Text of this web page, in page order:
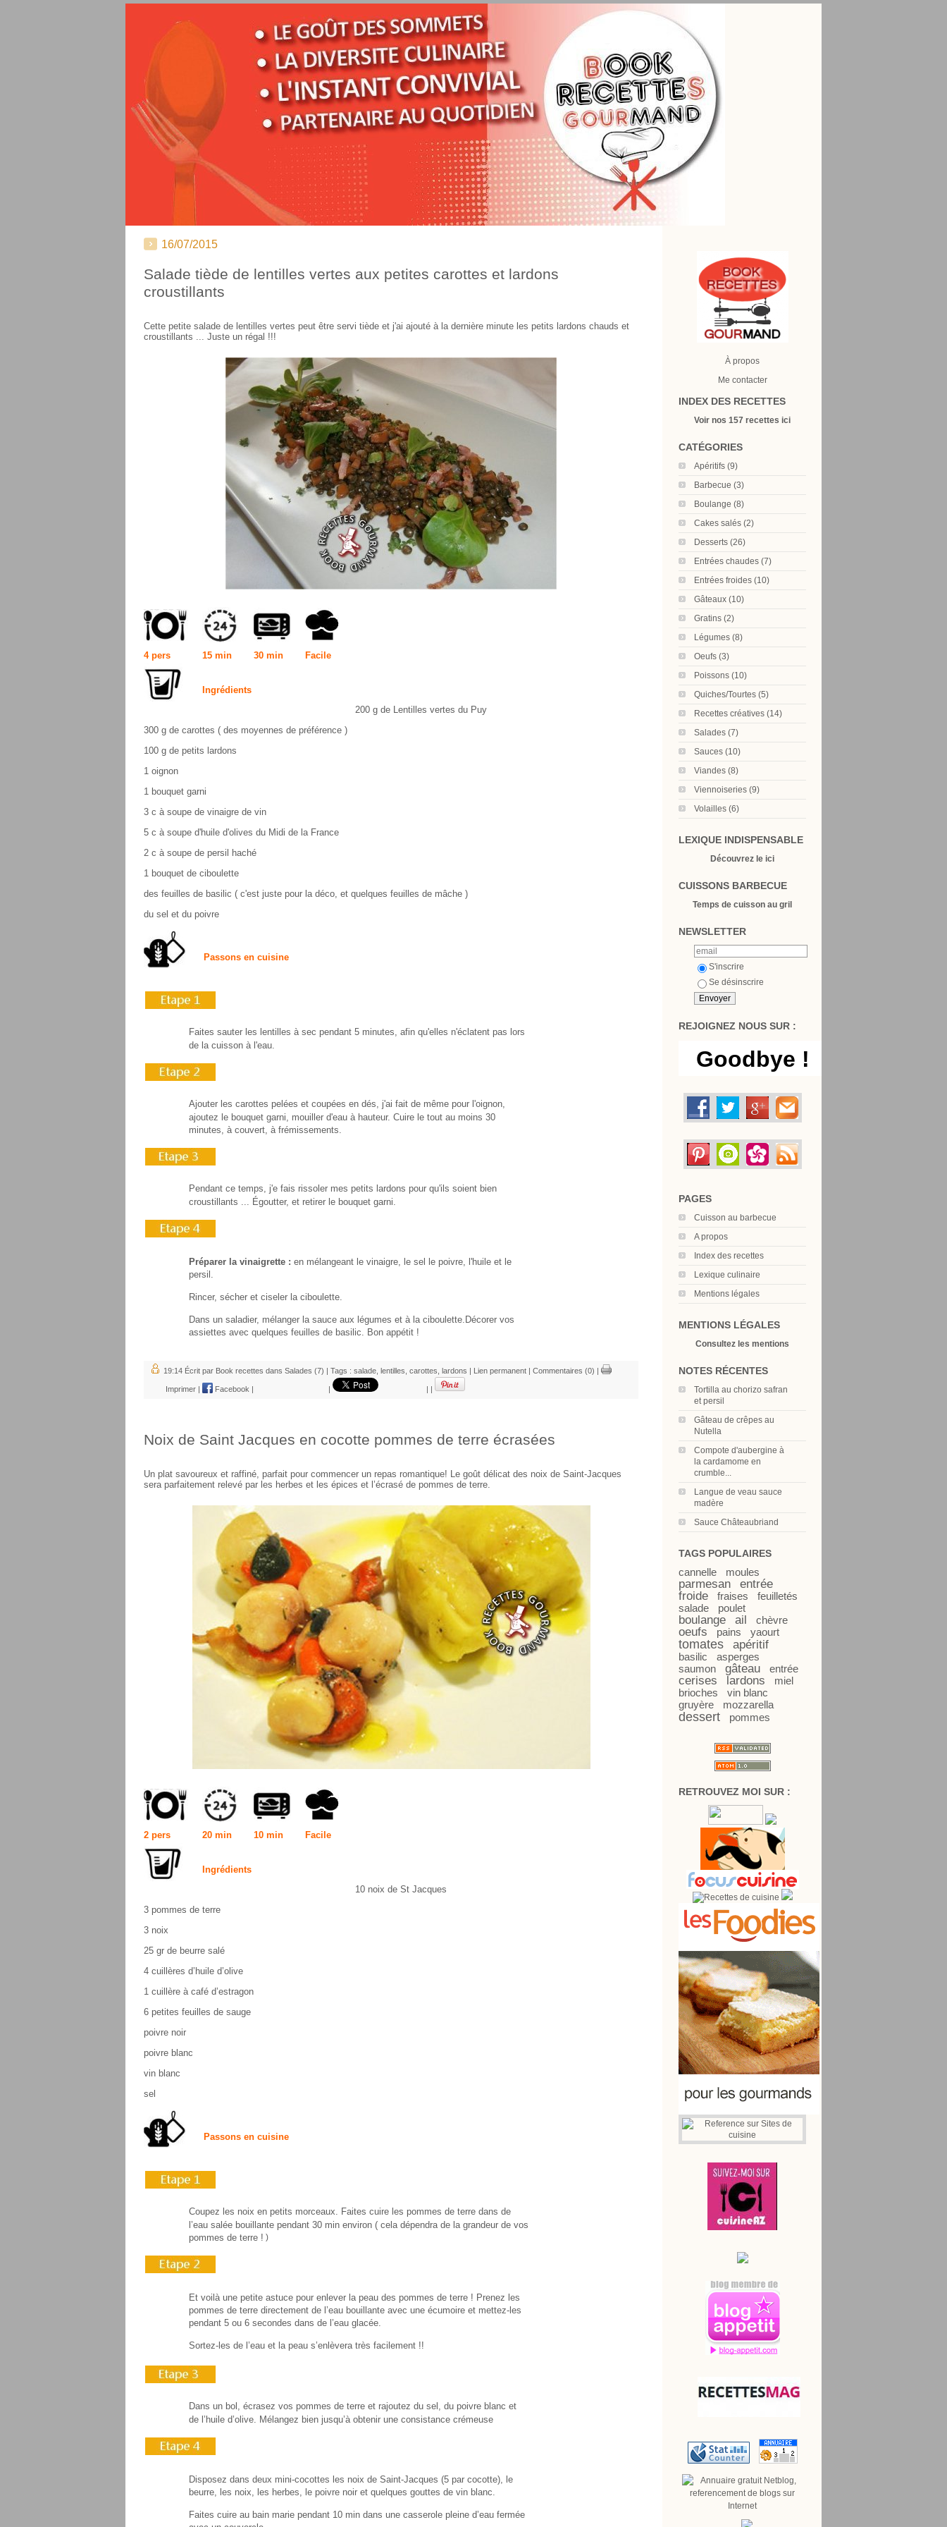
À propos
Me contacter
INDEX DES RECETTES
Voir nos 157 recettes ici
CATÉGORIES
Apéritifs (9)
Barbecue (3)
Boulange (8)
Cakes salés (2)
Desserts (26)
Entrées chaudes (7)
Entrées froides (10)
Gâteaux (10)
Gratins (2)
Légumes (8)
Oeufs (3)
Poissons (10)
Quiches/Tourtes (5)
Recettes créatives (14)
Salades (7)
Sauces (10)
Viandes (8)
Viennoiseries (9)
Volailles (6)
LEXIQUE INDISPENSABLE
Découvrez le ici
CUISSONS BARBECUE
Temps de cuisson au gril
NEWSLETTER
S'inscrire
Se désinscrire
REJOIGNEZ NOUS SUR :
PAGES
Cuisson au barbecue
A propos
Index des recettes
Lexique culinaire
Mentions légales
MENTIONS LÉGALES
Consultez les mentions
NOTES RÉCENTES
Tortilla au chorizo safran
et persil
Gâteau de crêpes au
Nutella
Compote d'aubergine à
la cardamome en
crumble...
Langue de veau sauce
madère
Sauce Châteaubriand
TAGS POPULAIRES
cannelle moules
parmesan
entrée
froide
fraises
feuilletés
salade
poulet
boulange ail chèvre
oeufs pains yaourt
tomates apéritif
basilic
asperges
saumon
gâteau entrée
cerises lardons
miel
brioches
vin blanc
gruyère
mozzarella
dessert pommes
RETROUVEZ MOI SUR :
16/07/2015
Salade tiède de lentilles vertes aux petites carottes et lardons
croustillants
Cette petite salade de lentilles vertes peut être servi tiède et j'ai ajouté à la dernière minute les petits lardons chauds et
croustillants ... Juste un régal !!!
4 pers 15 min 30 min Facile
Ingrédients
200 g de Lentilles vertes du Puy
300 g de carottes ( des moyennes de préférence )
100 g de petits lardons
1 oignon
1 bouquet garni
3 c à soupe de vinaigre de vin
5 c à soupe d'huile d'olives du Midi de la France
2 c à soupe de persil haché
1 bouquet de ciboulette
des feuilles de basilic ( c'est juste pour la déco, et quelques feuilles de mâche )
du sel et du poivre
Passons en cuisine
Faites sauter les lentilles à sec pendant 5 minutes, afin qu'elles n'éclatent pas lors
de la cuisson à l'eau.
Ajouter les carottes pelées et coupées en dés, j'ai fait de même pour l'oignon,
ajoutez le bouquet garni, mouiller d'eau à hauteur. Cuire le tout au moins 30
minutes, à couvert, à frémissements.
Pendant ce temps, j'e fais rissoler mes petits lardons pour qu'ils soient bien
croustillants ... Égoutter, et retirer le bouquet garni.
Préparer la vinaigrette : en mélangeant le vinaigre, le sel le poivre, l'huile et le
persil.
Rincer, sécher et ciseler la ciboulette.
Dans un saladier, mélanger la sauce aux légumes et à la ciboulette.Décorer vos
assiettes avec quelques feuilles de basilic. Bon appétit !
19:14 Écrit par Book recettes dans Salades (7) | Tags : salade lentilles carottes lardons | Lien permanent | Commentaires (0) |
Imprimer | Facebook | | | |
Noix de Saint Jacques en cocotte pommes de terre écrasées
Un plat savoureux et raffiné, parfait pour commencer un repas romantique! Le goût délicat des noix de Saint-Jacques
sera parfaitement relevé par les herbes et les épices et l’écrasé de pommes de terre.
2 pers 20 min 10 min Facile
Ingrédients
10 noix de St Jacques
3 pommes de terre
3 noix
25 gr de beurre salé
4 cuillères d’huile d’olive
1 cuillère à café d’estragon
6 petites feuilles de sauge
poivre noir
poivre blanc
vin blanc
sel
Passons en cuisine
Coupez les noix en petits morceaux. Faites cuire les pommes de terre dans de
l’eau salée bouillante pendant 30 min environ ( cela dépendra de la grandeur de vos
pommes de terre ! )
Et voilà une petite astuce pour enlever la peau des pommes de terre ! Prenez les
pommes de terre directement de l’eau bouillante avec une écumoire et mettez-les
pendant 5 ou 6 secondes dans de l’eau glacée.
Sortez-les de l’eau et la peau s’enlèvera très facilement !!
Dans un bol, écrasez vos pommes de terre et rajoutez du sel, du poivre blanc et
de l’huile d’olive. Mélangez bien jusqu’à obtenir une consistance crémeuse
Disposez dans deux mini-cocottes les noix de Saint-Jacques (5 par cocotte), le
beurre, les noix, les herbes, le poivre noir et quelques gouttes de vin blanc.
Faites cuire au bain marie pendant 10 min dans une casserole pleine d’eau fermée